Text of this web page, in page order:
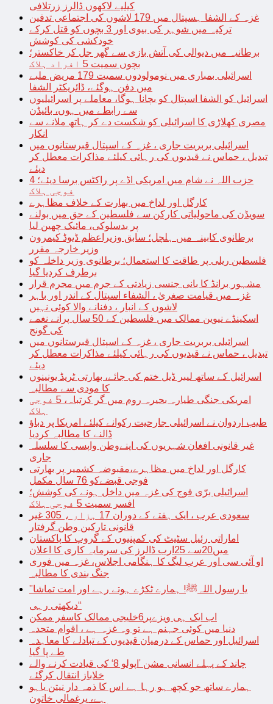
کیلیے لاکھوں ڈالرز زرتلافی
غزہ کے الشفا ہسپتال میں 179 لاشوں کی اجتماعی تدفین
ترکیہ میں شوہر کی بیوی اور 3 بچوں کو قتل کرکے
خودکشی کی کوشش
برطانیہ میں دیوالی کی آتش بازی سے گھر جل کر خاکستر؛
بچوں سمیت 5 افراد ہلاک
اسرائیلی بمباری میں نومولودوں سمیت 179 مریض ملبے
میں دفن ہوگئے، ڈائریکٹر الشفا
اسرائیل کو الشفا اسپتال کو بچانا ہوگا، معاملے پر اسرائیلیوں
سے رابطے میں ہوں، بائیڈن
مصری کھلاڑی کا اسرائیلی کو شکست دے کر ہاتھ ملانے سے
انکار
اسرائیلی بربریت جاری ، غزہ کے اسپتال قبرستانوں میں
تبدیل ، حماس نے قیدیوں کی رہائی کیلئے مذاکرات معطل کر
دیئے
حزب اللہ نے شام میں امریکی اڈے پر راکٹس برسا دیئے؛ 4
فوجی ہلاک
کارگل اور لداخ میں بھارت کے خلاف مظاہرے
سویڈن کی ماحولیاتی کارکن سے فلسطین کے حق میں بولنے
پر بدسلوکی، مائیک چھین لیا
برطانوی کابینہ میں ہلچل؛ سابق وزیراعظم ڈیوڈ کیمرون
وزیر خارجہ مقرر
فلسطین ریلی پر طاقت کا استعمال؛ برطانوی وزیر داخلہ کو
برطرف کردیا گیا
مشہور برانڈ کا بانی جنسی زیادتی کے جرم میں مجرم قرار
غزہ میں قیامت صغریٰ ، الشفاء اسپتال کے اندر اور باہر
لاشوں کے انبار ، دفنانے والا کوئی نہیں
اسکینڈے نیوین ممالک میں فلسطین کے 50 سال پرانے نغمے
کی گونج
اسرائیلی بربریت جاری ، غزہ کے اسپتال قبرستانوں میں
تبدیل ، حماس نے قیدیوں کی رہائی کیلئے مذاکرات معطل کر
دیئے
اسرائیل کے ساتھ لیبر ڈیل ختم کی جائے، بھارتی ٹریڈ یونینوں
کا مودی سے مطالبہ
امریکی جنگی طیارہ بحیرہ روم میں گر کرتباہ، 5 فوجی
ہلاک
طیب اردوان نے اسرائیلی جارحیت رکوانے کیلئے امریکا پر دباؤ
ڈالنے کا مطالبہ کردیا
غیر قانونی افغان شہریوں کی اپنےوطن واپسی کا سلسلہ
جاری
کارگل اور لداخ میں مظاہرے،مقبوضہ کشمیر پر بھارتی
فوجی قبضےکو 76 سال مکمل
اسرائیلی برّی فوج کی غزہ میں داخل ہونے کی کوشش؛
افسر سمیت 5 فوجی ہلاک
سعودی عرب ، ایک ہفتے کے دوران 17 ہزار ، 305 غیر
قانونی تارکین وطن گرفتار
اماراتی رئیل سٹیٹ کی کمپنیوں کے گروپ کا پاکستان
میں20سے 25ارب ڈالرز کی سرمایہ کاری کا اعلان
او آئی سی اور عرب لیگ کا ہنگامی اجلاس، غزہ میں فوری
جنگ بندی کا مطالبہ
’’یا رسول اللہﷺ! ہمارے ٹکڑے ہوتے رہے اور امت تماشا
دیکھتی رہی‘‘
اب ایک ہی ویزےپر6خلیجی ممالک کاسفر ممکن
دنیا میں کوئی جہنم ہے تو وہ غزہ ہے ، اقوام متحدہ
اسرائیل اور حماس کے درمیان قیدیوں کے تبادلے کا معاہدہ
طے پا گیا
چاند کے پہلے انسانی مشن ’اپولو 8‘ کی قیادت کرنے والے
خلاباز انتقال کرگئے
ہمارے ساتھ جو کچھ ہو رہا ہے اس کا ذمہ دار نیتن یاہو
ہے، یرغمالی خاتون